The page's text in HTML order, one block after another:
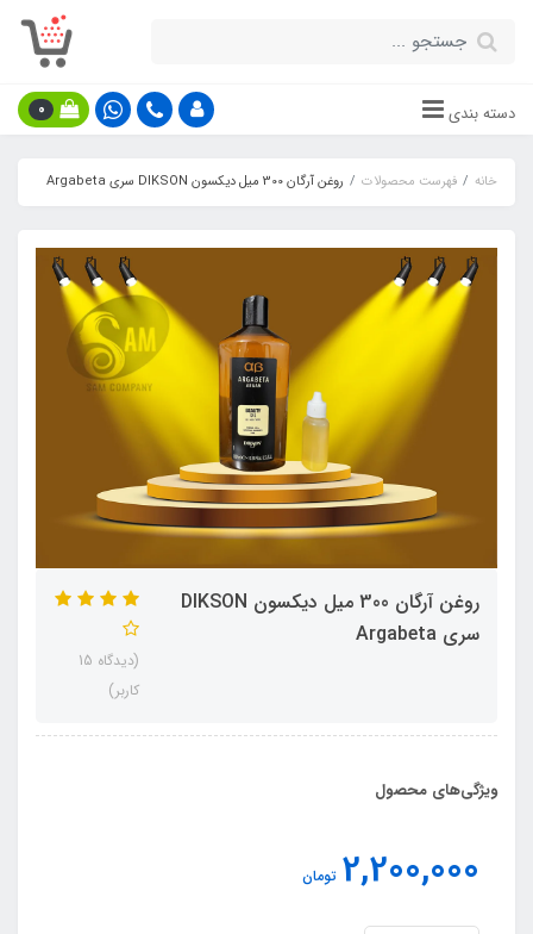
دسته بندی 0
خانه فهرست محصولات روغن آرگان 300 میل دیکسون DIKSON سری Argabeta
روغن آرگان 300 میل دیکسون DIKSON
سری Argabeta
(دیدگاه 15
کاربر)
ویژگی‌های محصول
2,200,000 تومان